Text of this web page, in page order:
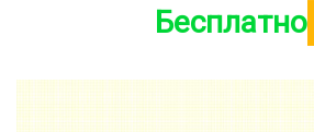
Бесплатно